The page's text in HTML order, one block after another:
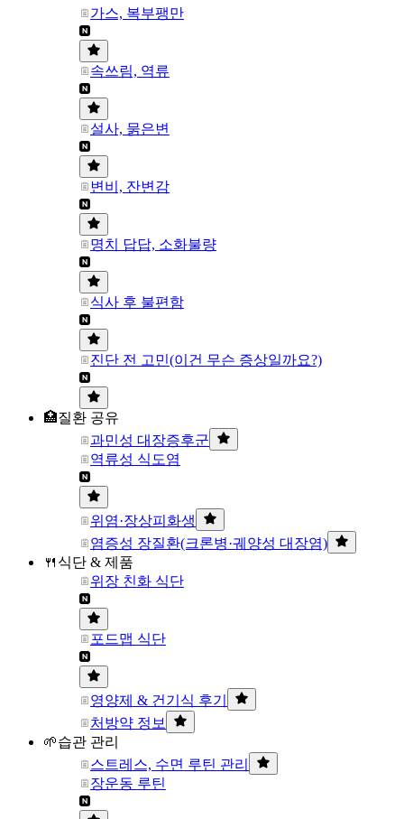
가스, 복부팽만
속쓰림, 역류
설사, 묽은변
변비, 잔변감
명치 답답, 소화불량
식사 후 불편함
진단 전 고민(이건 무슨 증상일까요?)
🏥질환 공유
과민성 대장증후군
역류성 식도염
위염·장상피화생
염증성 장질환(크론병·궤양성 대장염)
🍴식단 & 제품
위장 친화 식단
포드맵 식단
영양제 & 건기식 후기
처방약 정보
🌱습관 관리
스트레스, 수면 루틴 관리
장운동 루틴